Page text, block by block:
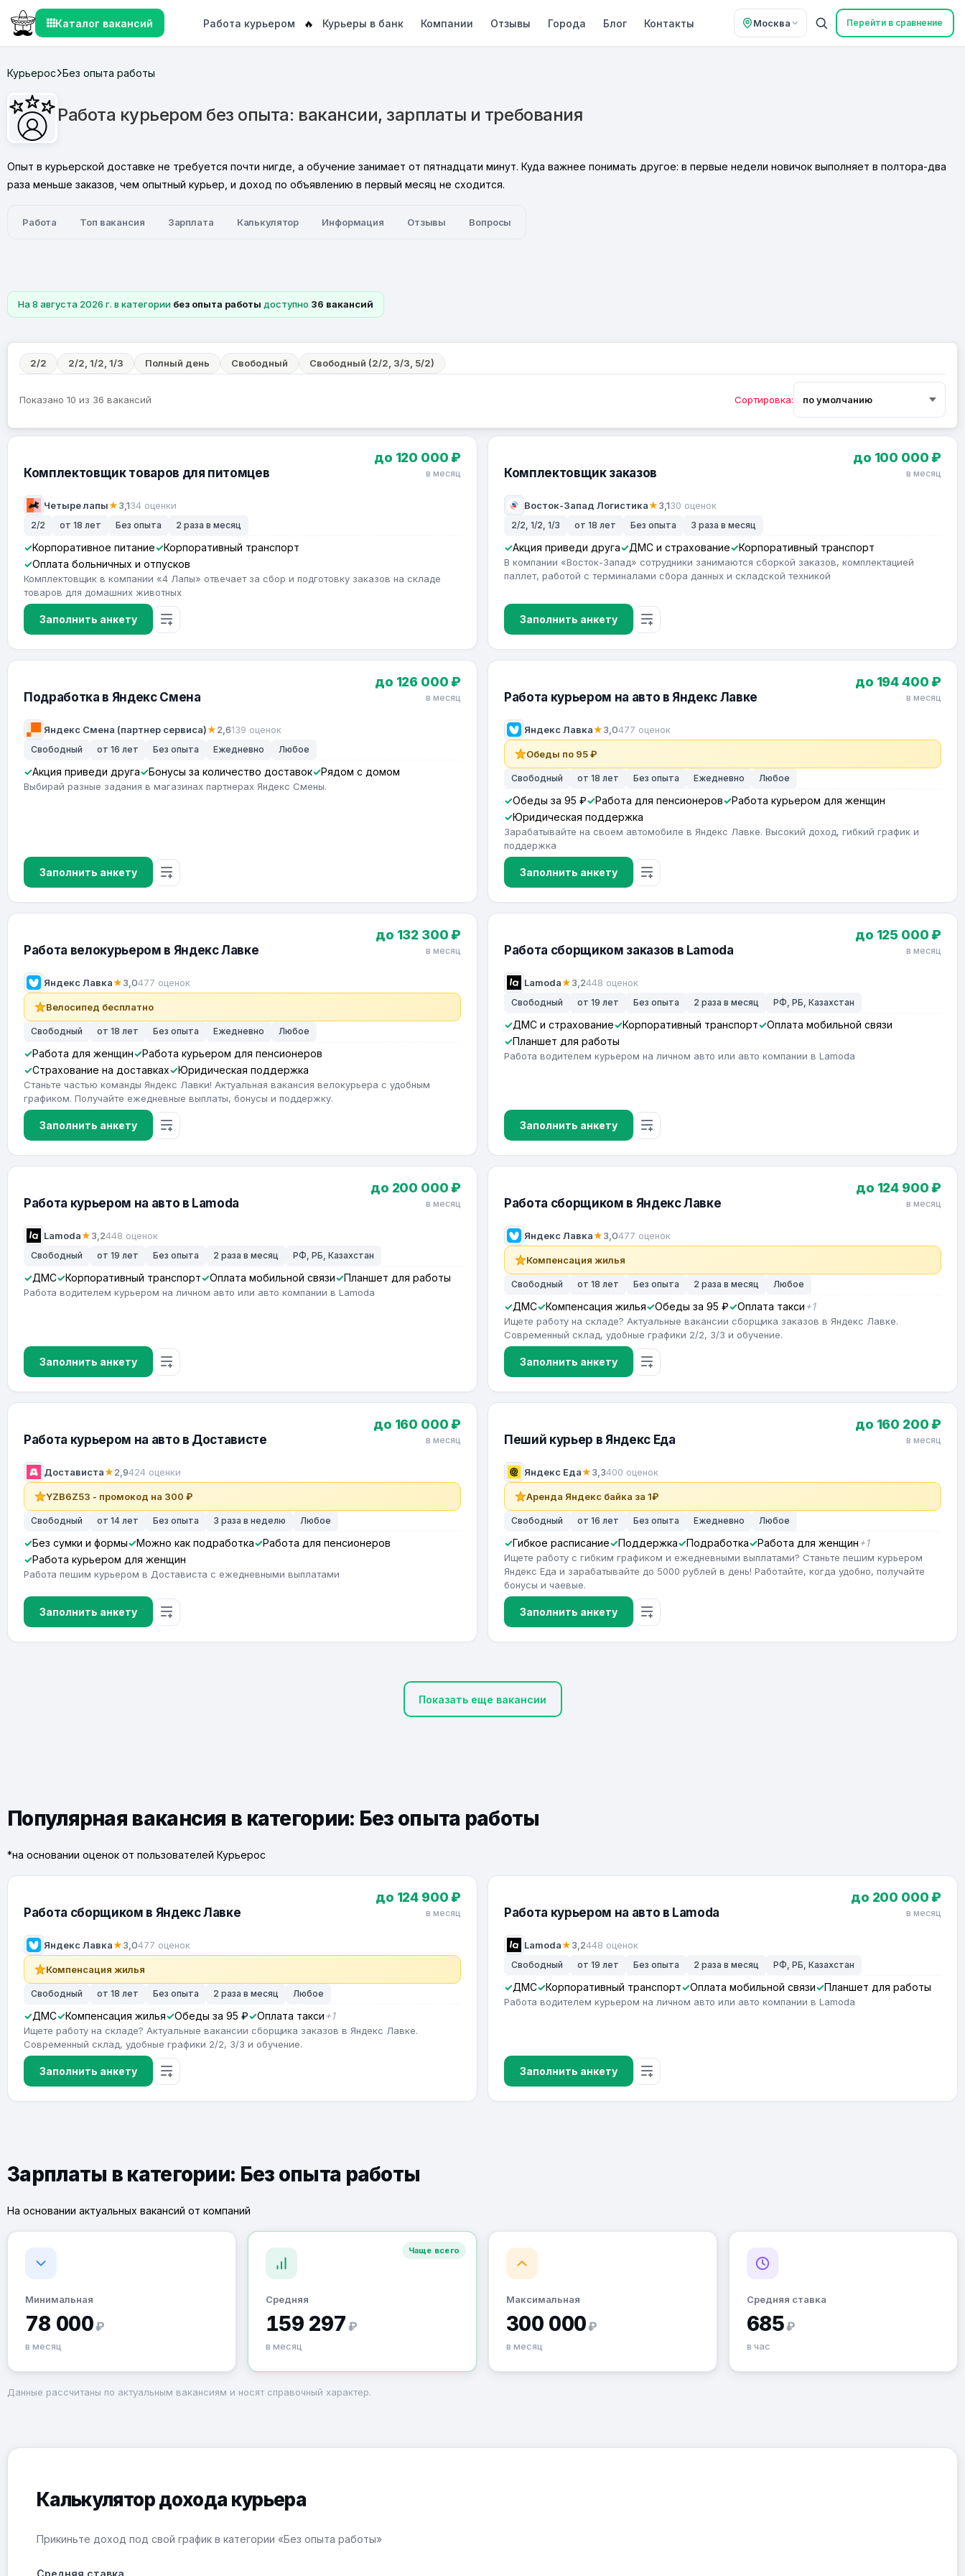
Каталог вакансий Работа курьером 🔥 Курьеры в банк Компании Отзывы Города Блог Контакты Москва Перейти в сравнение
Курьерос Без опыта работы
Работа курьером без опыта: вакансии, зарплаты и требования
Опыт в курьерской доставке не требуется почти нигде, а обучение занимает от пятнадцати минут. Куда важнее понимать другое: в первые недели новичок выполняет в полтора-два
раза меньше заказов, чем опытный курьер, и доход по объявлению в первый месяц не сходится.
Работа Топ вакансия Зарплата Калькулятор Информация Отзывы Вопросы
На 8 августа 2026 г. в категории без опыта работы доступно 36 вакансий
2/2 2/2, 1/2, 1/3 Полный день Свободный Свободный (2/2, 3/3, 5/2)
Показано 10 из 36 вакансий Сортировка:
Комплектовщик товаров для питомцев
Четыре лапы★3,134 оценки
до 120 000 ₽
в месяц
2/2 от 18 лет Без опыта 2 раза в месяц
Корпоративное питание
Корпоративный транспорт
Оплата больничных и отпусков
Комплектовщик в компании «4 Лапы» отвечает за сбор и подготовку заказов на складе
товаров для домашних животных
Заполнить анкету
Комплектовщик заказов
Восток-Запад Логистика★3,130 оценок
до 100 000 ₽
в месяц
2/2, 1/2, 1/3 от 18 лет Без опыта 3 раза в месяц
Акция приведи друга ДМС и страхование Корпоративный транспорт
В компании «Восток-Запад» сотрудники занимаются сборкой заказов, комплектацией
паллет, работой с терминалами сбора данных и складской техникой
Заполнить анкету
Подработка в Яндекс Смена
Яндекс Смена (партнер сервиса)★2,6139 оценок
до 126 000 ₽
в месяц
Свободный от 16 лет Без опыта Ежедневно Любое
Акция приведи друга Бонусы за количество доставок Рядом с домом
Выбирай разные задания в магазинах партнерах Яндекс Смены.
Заполнить анкету
Работа курьером на авто в Яндекс Лавке
Яндекс Лавка★3,0477 оценок
до 194 400 ₽
в месяц
Обеды по 95 ₽
Свободный от 18 лет Без опыта Ежедневно Любое
Обеды за 95 ₽ Работа для пенсионеров
Работа курьером для женщин
Юридическая поддержка
Зарабатывайте на своем автомобиле в Яндекс Лавке. Высокий доход, гибкий график и
поддержка
Заполнить анкету
Работа велокурьером в Яндекс Лавке
Яндекс Лавка★3,0477 оценок
до 132 300 ₽
в месяц
Велосипед бесплатно
Свободный от 18 лет Без опыта Ежедневно Любое
Работа для женщин
Работа курьером для пенсионеров
Страхование на доставках
Юридическая поддержка
Станьте частью команды Яндекс Лавки! Актуальная вакансия велокурьера с удобным
графиком. Получайте ежедневные выплаты, бонусы и поддержку.
Заполнить анкету
Работа сборщиком заказов в Lamoda
Lamoda★3,2448 оценок
до 125 000 ₽
в месяц
Свободный от 19 лет Без опыта 2 раза в месяц РФ, РБ, Казахстан
ДМС и страхование Корпоративный транспорт
Оплата мобильной связи
Планшет для работы
Работа водителем курьером на личном авто или авто компании в Lamoda
Заполнить анкету
Работа курьером на авто в Lamoda
Lamoda★3,2448 оценок
до 200 000 ₽
в месяц
Свободный от 19 лет Без опыта 2 раза в месяц РФ, РБ, Казахстан
ДМС Корпоративный транспорт Оплата мобильной связи Планшет для работы
Работа водителем курьером на личном авто или авто компании в Lamoda
Заполнить анкету
Работа сборщиком в Яндекс Лавке
Яндекс Лавка★3,0477 оценок
до 124 900 ₽
в месяц
Компенсация жилья
Свободный от 18 лет Без опыта 2 раза в месяц Любое
ДМС Компенсация жилья Обеды за 95 ₽ Оплата такси +1
Ищете работу на складе? Актуальные вакансии сборщика заказов в Яндекс Лавке.
Современный склад, удобные графики 2/2, 3/3 и обучение.
Заполнить анкету
Работа курьером на авто в Достависте
Достависта★2,9424 оценки
до 160 000 ₽
в месяц
YZB6Z53 - промокод на 300 ₽
Свободный от 14 лет Без опыта 3 раза в неделю Любое
Без сумки и формы Можно как подработка
Работа для пенсионеров
Работа курьером для женщин
Работа пешим курьером в Достависта с ежедневными выплатами
Заполнить анкету
Пеший курьер в Яндекс Еда
Яндекс Еда★3,3400 оценок
до 160 200 ₽
в месяц
Аренда Яндекс байка за 1₽
Свободный от 16 лет Без опыта Ежедневно Любое
Гибкое расписание Поддержка Подработка Работа для женщин +1
Ищете работу с гибким графиком и ежедневными выплатами? Станьте пешим курьером
Яндекс Еда и зарабатывайте до 5000 рублей в день! Работайте, когда удобно, получайте
бонусы и чаевые.
Заполнить анкету
Показать еще вакансии
Популярная вакансия в категории: Без опыта работы
*на основании оценок от пользователей Курьерос
Работа сборщиком в Яндекс Лавке
Яндекс Лавка★3,0477 оценок
до 124 900 ₽
в месяц
Компенсация жилья
Свободный от 18 лет Без опыта 2 раза в месяц Любое
ДМС Компенсация жилья Обеды за 95 ₽ Оплата такси +1
Ищете работу на складе? Актуальные вакансии сборщика заказов в Яндекс Лавке.
Современный склад, удобные графики 2/2, 3/3 и обучение.
Заполнить анкету
Работа курьером на авто в Lamoda
Lamoda★3,2448 оценок
до 200 000 ₽
в месяц
Свободный от 19 лет Без опыта 2 раза в месяц РФ, РБ, Казахстан
ДМС Корпоративный транспорт Оплата мобильной связи Планшет для работы
Работа водителем курьером на личном авто или авто компании в Lamoda
Заполнить анкету
Зарплаты в категории: Без опыта работы
На основании актуальных вакансий от компаний
Минимальная
78 000 ₽
в месяц
Чаще всего
Средняя
159 297 ₽
в месяц
Максимальная
300 000 ₽
в месяц
Средняя ставка
685 ₽
в час
Данные рассчитаны по актуальным вакансиям и носят справочный характер.
Калькулятор дохода курьера
Прикиньте доход под свой график в категории «Без опыта работы»
Средняя ставка